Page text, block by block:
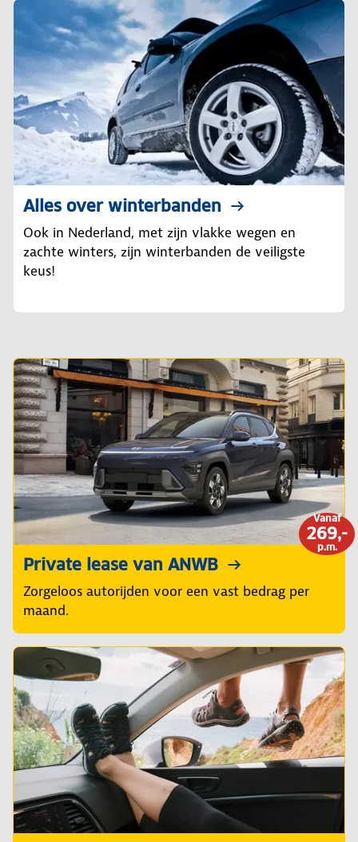
Alles over winterbanden
Ook in Nederland, met zijn vlakke wegen en
zachte winters, zijn winterbanden de veiligste
keus!
Vanaf
269,-
p.m.
Private lease van ANWB
Zorgeloos autorijden voor een vast bedrag per
maand.